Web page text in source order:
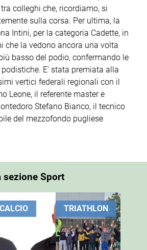
colleghi che, ricordiamo, si
sulla corsa. Per ultima, la
Intini, per la categoria Cadette, in
che la vedono ancora una volta
basso del podio, confermando le
E' stata premiata alla
vertici federali regionali con il
Leone, il referente master e
Stefano Bianco, il tecnico
del mezzofondo pugliese
Sport
CALCIO TRIATHLON